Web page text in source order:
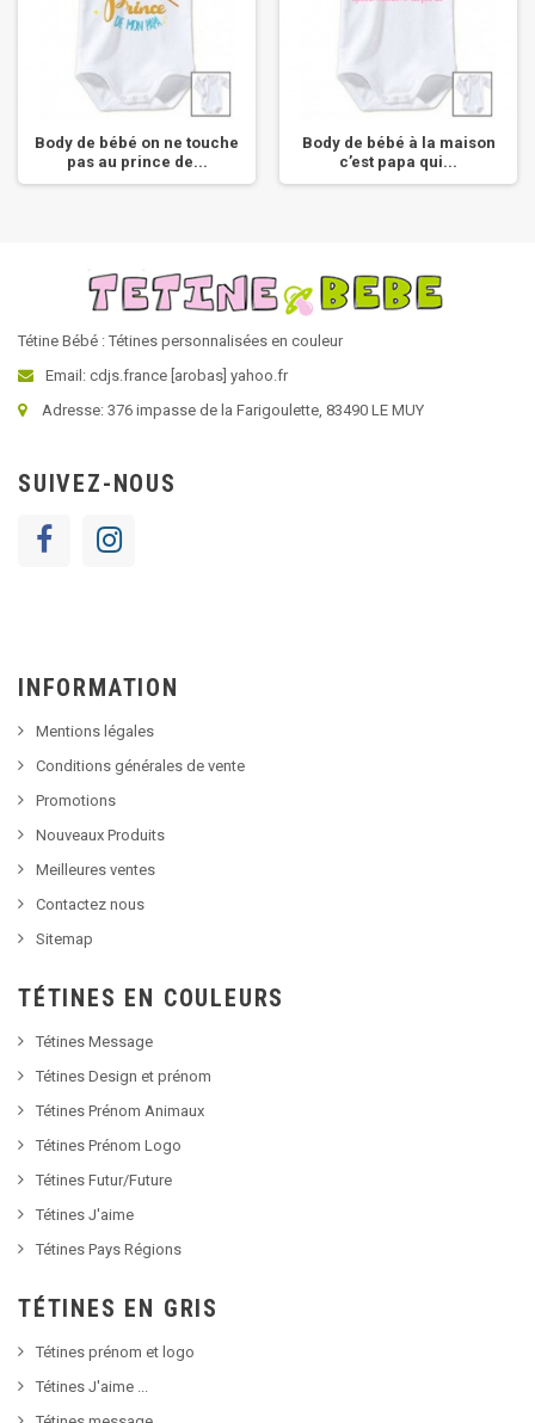
Body de bébé on ne touche
pas au prince de...
Body de bébé à la maison
c’est papa qui...
Tétine Bébé : Tétines personnalisées en couleur
Email: cdjs.france [arobas] yahoo.fr
Adresse: 376 impasse de la Farigoulette, 83490 LE MUY
SUIVEZ-NOUS
INFORMATION
Mentions légales
Conditions générales de vente
Promotions
Nouveaux Produits
Meilleures ventes
Contactez nous
Sitemap
TÉTINES EN COULEURS
Tétines Message
Tétines Design et prénom
Tétines Prénom Animaux
Tétines Prénom Logo
Tétines Futur/Future
Tétines J'aime
Tétines Pays Régions
TÉTINES EN GRIS
Tétines prénom et logo
Tétines J'aime ...